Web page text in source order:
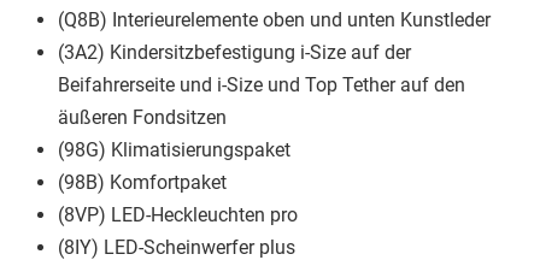
(Q8B) Interieurelemente oben und unten Kunstleder
(3A2) Kindersitzbefestigung i-Size auf der
Beifahrerseite und i-Size und Top Tether auf den
äußeren Fondsitzen
(98G) Klimatisierungspaket
(98B) Komfortpaket
(8VP) LED-Heckleuchten pro
(8IY) LED-Scheinwerfer plus